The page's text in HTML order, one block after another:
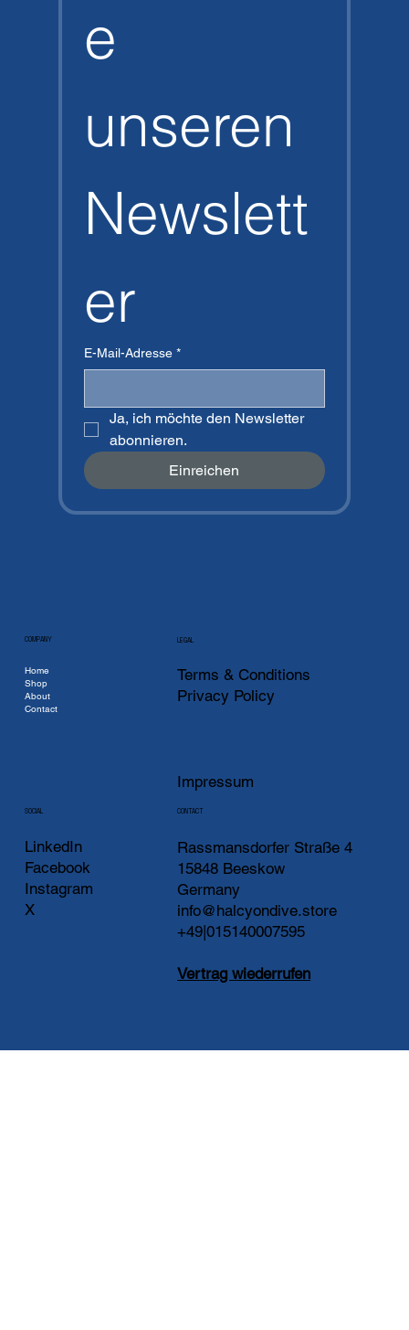
e
unseren
Newslett
er
E-Mail-Adresse *
Ja, ich möchte den Newsletter
abonnieren.
Einreichen
COMPANY
Home
Shop
About
Contact
LEGAL
Terms & Conditions
Privacy Policy
Impressum
SOCIAL
LinkedIn
Facebook
Instagram
X
CONTACT
Rassmansdorfer Straße 4
15848 Beeskow
Germany
info@halcyondive.store
+49|015140007595
Vertrag wiederrufen